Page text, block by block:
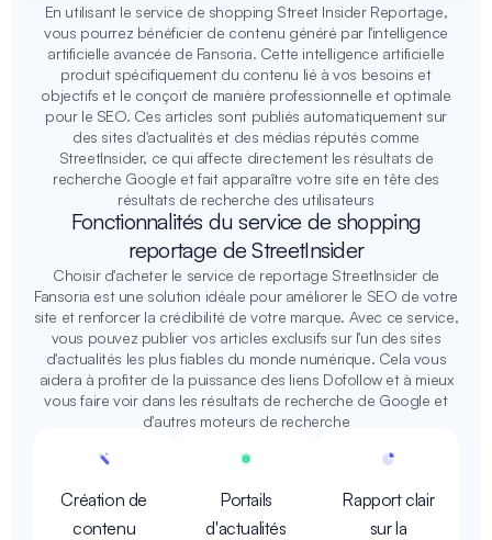
En utilisant le service de shopping Street Insider Reportage,
vous pourrez bénéficier de contenu généré par l'intelligence
artificielle avancée de Fansoria. Cette intelligence artificielle
produit spécifiquement du contenu lié à vos besoins et
objectifs et le conçoit de manière professionnelle et optimale
pour le SEO. Ces articles sont publiés automatiquement sur
des sites d'actualités et des médias réputés comme
StreetInsider, ce qui affecte directement les résultats de
recherche Google et fait apparaître votre site en tête des
résultats de recherche des utilisateurs
Fonctionnalités du service de shopping
reportage de StreetInsider
Choisir d'acheter le service de reportage StreetInsider de
Fansoria est une solution idéale pour améliorer le SEO de votre
site et renforcer la crédibilité de votre marque. Avec ce service,
vous pouvez publier vos articles exclusifs sur l'un des sites
d'actualités les plus fiables du monde numérique. Cela vous
aidera à profiter de la puissance des liens Dofollow et à mieux
vous faire voir dans les résultats de recherche de Google et
d'autres moteurs de recherche
Création de
contenu
Portails
d'actualités
Rapport clair
sur la